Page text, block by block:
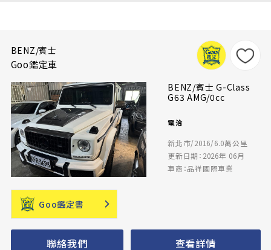
BENZ/賓士
Goo鑑定車
BENZ/賓士 G-Class
G63 AMG/0cc
電洽
新北市/2016/6.0萬公里
更新日期：2026年 06月
車商：品祥國際車業
Goo鑑定書
聯絡我們 查看詳情